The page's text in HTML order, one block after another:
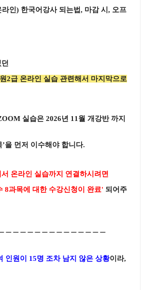
인) 한국어강사 되는법, 마감 시, 오프
2급 온라인 실습 관련해서 마지막으로
실습은 2026년 11월 개강반 까지
을 먼저 이수해야 합니다.
온라인 실습까지 연결하시려면
8과목에 대한 수강신청이 완료' 되어주
인원이 15명 조차 남지 않은 상황이라,